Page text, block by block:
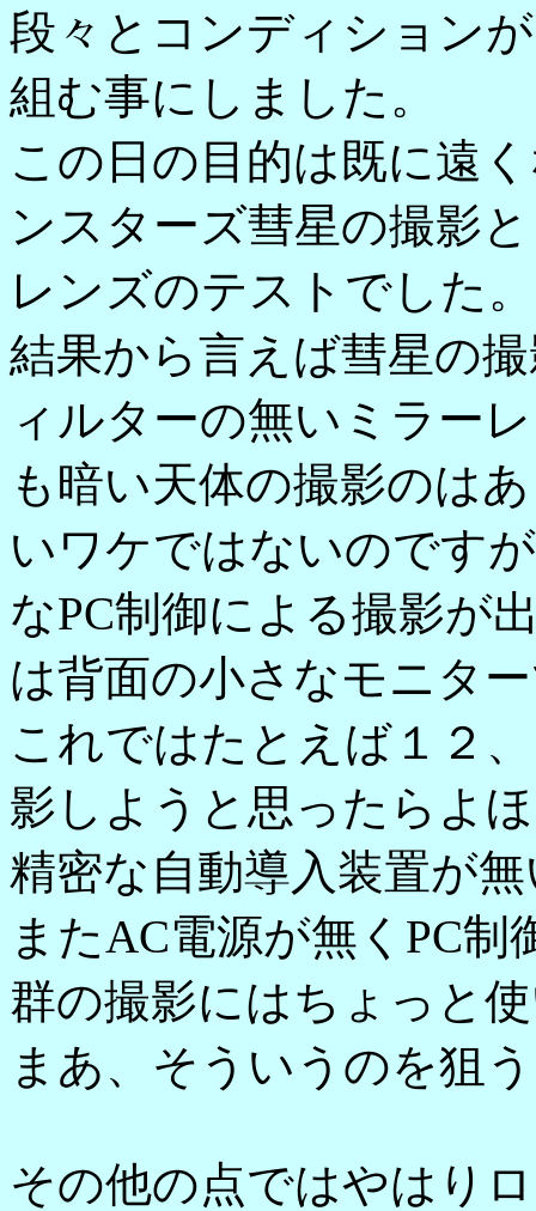
段々とコンディション
組む事にしました。
この日の目的は既に遠
ンスターズ彗星の撮影
レンズのテストでした。
結果から言えば彗星の
ィルターの無いミラー
も暗い天体の撮影のは
いワケではないのです
なPC制御による撮影が
は背面の小さなモニタ
これではたとえば１２
影しようと思ったらよ
精密な自動導入装置が
またAC電源が無くPC
群の撮影にはちょっと
まあ、そういうのを狙
その他の点ではやはり